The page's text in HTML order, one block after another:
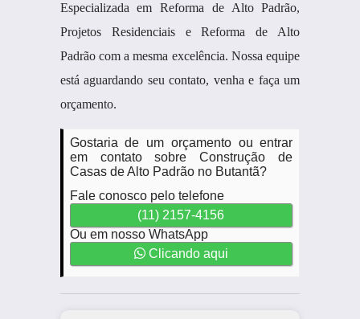
Especializada em Reforma de Alto Padrão,
Projetos Residenciais e Reforma de Alto
Padrão com a mesma excelência. Nossa equipe
está aguardando seu contato, venha e faça um
orçamento.
Gostaria de um orçamento ou entrar
em contato sobre Construção de
Casas de Alto Padrão no Butantã?
Fale conosco pelo telefone
(11) 2157-4156
Ou em nosso WhatsApp
Clicando aqui